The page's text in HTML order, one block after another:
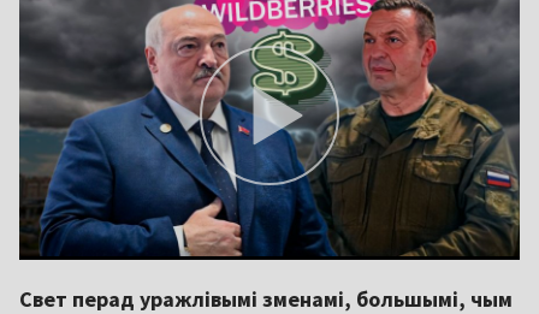
Свет перад уражлівымі зменамі, большымі, чым